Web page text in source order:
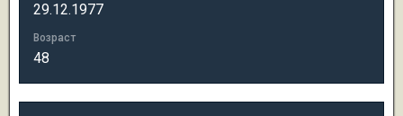
29.12.1977
Возраст
48